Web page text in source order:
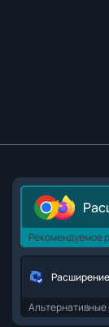
Рекомендуемое